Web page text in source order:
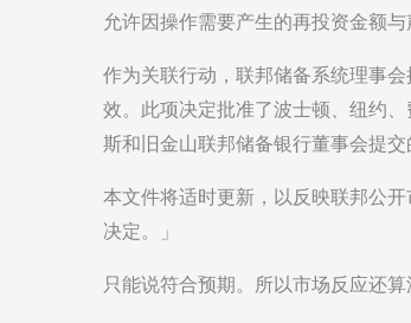
允许因操作需要产生的再投资金额
作为关联行动，联邦储备系统理事
效。此项决定批准了波士顿、纽约
斯和旧金山联邦储备银行董事会提交
本文件将适时更新，以反映联邦公
决定。」
只能说符合预期。所以市场反应还算